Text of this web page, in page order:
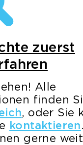
zuerst
Alle
finden
, oder Sie
kontaktieren
gerne